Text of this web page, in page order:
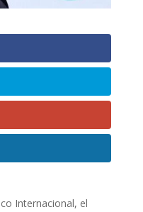
Internacional, el